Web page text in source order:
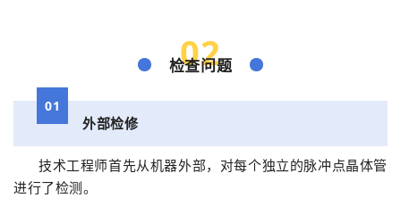
02
检查问题
01
外部检修
技术工程师首先从机器外部，对每个独立的脉冲点晶体管
进行了检测。